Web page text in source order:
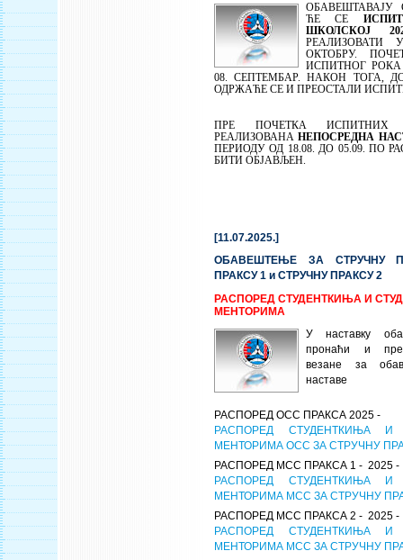
ОБАВЕШТАВАЈУ
ЋЕ СЕ
ШКОЛСКОЈ
РЕАЛИЗОВАТИ
ОКТОБРУ.
ИСПИТНОГ
08. СЕПТЕМБАР. НАКОН ТОГА,
ОДРЖАЋЕ СЕ И ПРЕОСТАЛИ
ПРЕ ПОЧЕТКА ИСПИТНИХ
РЕАЛИЗОВАНАНЕПОСРЕДНА
ПЕРИОДУ ОД 18.08. ДО 05.09. ПО
БИТИ ОБЈАВЉЕН.
[11.07.2025.]
ОБАВЕШТЕЊЕ ЗА СТРУЧНУ
ПРАКСУ 1 и СТРУЧНУ ПРАКСУ 2
РАСПОРЕД СТУДЕНТКИЊА И
МЕНТОРИМА
У наставку
пронаћи и
везане за
наставе
РАСПОРЕД ОСС ПРАКСА 2025 -
РАСПОРЕД СТУДЕНТКИЊА И
МЕНТОРИМА ОСС ЗА СТРУЧНУ
РАСПОРЕД МСС ПРАКСА 1 - 2025 -
РАСПОРЕД СТУДЕНТКИЊА И
МЕНТОРИМА МСС ЗА СТРУЧНУ
РАСПОРЕД МСС ПРАКСА 2 - 2025 -
РАСПОРЕД СТУДЕНТКИЊА И
МЕНТОРИМА МСС ЗА СТРУЧНУ